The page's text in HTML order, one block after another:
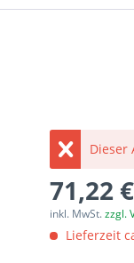
Dieser
71,22
inkl. MwSt.zzgl.
Lieferzeit